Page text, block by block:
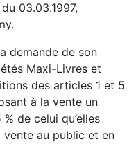
03.03.1997,
demande de son
Maxi-Livres et
des articles 1 et 5
à la vente un
de celui qu’elles
au public et en